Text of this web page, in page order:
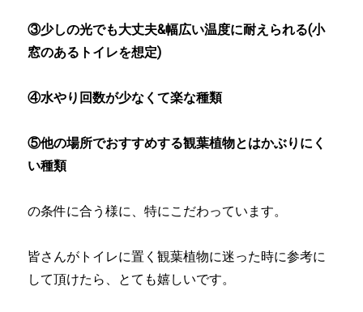
③少しの光でも大丈夫&幅広い温度に耐えられる(小
窓のあるトイレを想定)
④水やり回数が少なくて楽な種類
⑤他の場所でおすすめする観葉植物とはかぶりにく
い種類
の条件に合う様に、特にこだわっています。
皆さんがトイレに置く観葉植物に迷った時に参考に
して頂けたら、とても嬉しいです。